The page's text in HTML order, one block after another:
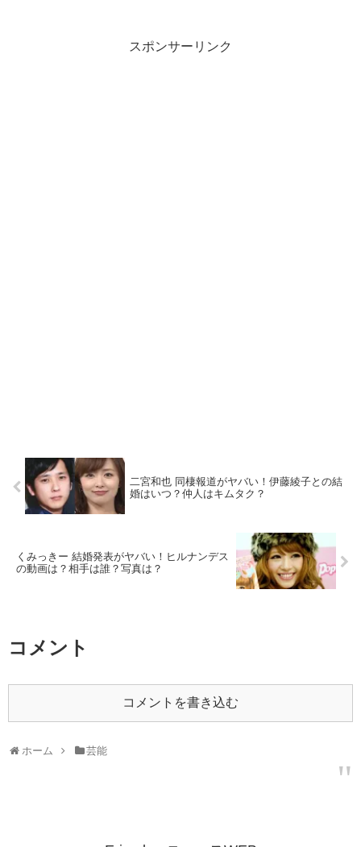
スポンサーリンク
二宮和也 同棲報道がヤバい！伊藤綾子との結
婚はいつ？仲人はキムタク？
くみっきー 結婚発表がヤバい！ヒルナンデス
の動画は？相手は誰？写真は？
コメント
コメントを書き込む
ホーム 芸能